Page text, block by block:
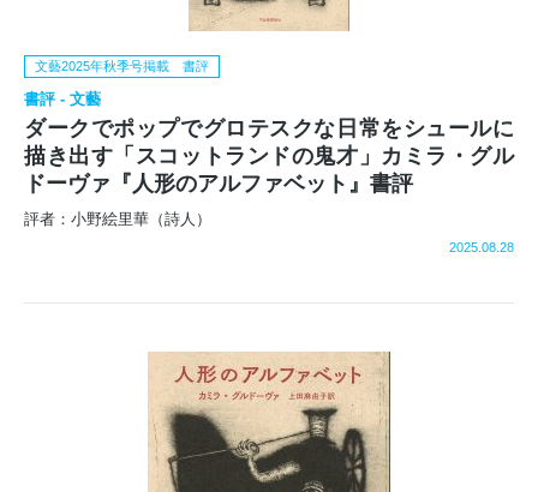
文藝2025年秋季号掲載 書評
書評 - 文藝
ダークでポップでグロテスクな日常をシュールに
描き出す「スコットランドの鬼才」カミラ・グル
ドーヴァ『人形のアルファベット』書評
評者：小野絵里華（詩人）
2025.08.28